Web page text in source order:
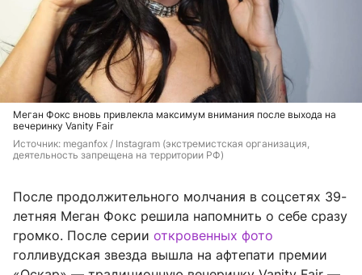
Меган Фокс вновь привлекла максимум внимания после выхода на
вечеринку Vanity Fair
Источник: meganfox / Instagram (экстремистская организация,
деятельность запрещена на территории РФ)
После продолжительного молчания в соцсетях 39-
летняя Меган Фокс решила напомнить о себе сразу
громко. После серии откровенных фото
голливудская звезда вышла на афтепати премии